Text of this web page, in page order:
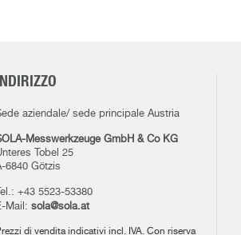
INDIRIZZO
aziendale/ sede principale Austria
Messwerkzeuge GmbH & Co KG
Tobel 25
6840 Götzis
Tel.: +43 5523-53380
Mail: sola@sola.at
di vendita indicativi incl. IVA. Con riserva